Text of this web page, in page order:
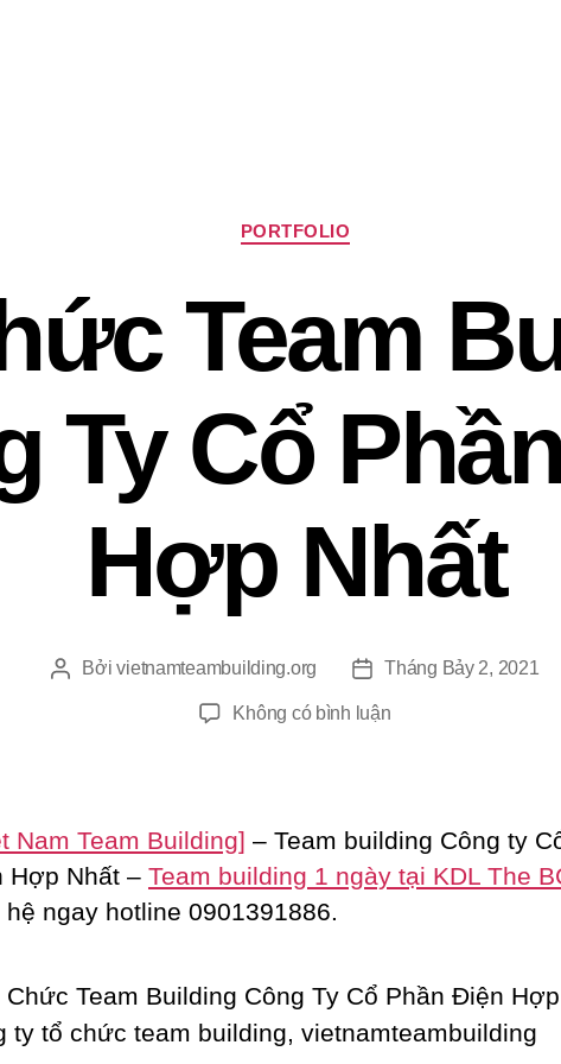
Chuyên
mục
PORTFOLIO
Team
Ty Cổ
Hợp Nhất
TácBởivietnamteambuilding.org
NgàyTháng Bảy 2, 2021
Không có bình luậnở
Công
Ty
Hợp
Nhất
Nam Team Building] – Team building Công ty
Hợp Nhất – Team building 1 ngày tại KDL The
hệ ngay hotline 0901391886.